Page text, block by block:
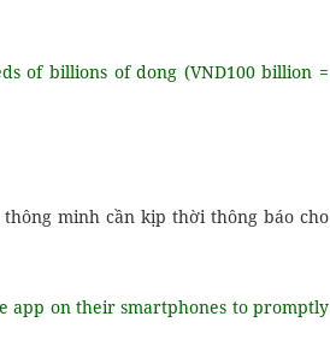
of billions of dong (VND100 billion =
minh cần kịp thời thông báo cho
app on their smartphones to promptly